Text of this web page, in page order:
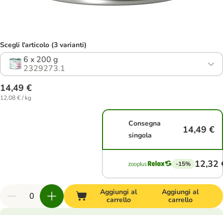
Scegli l'articolo (3 varianti)
6 x 200 g
2329273.1
14,49 €
12,08 € / kg
Consegna
singola
14,49 €
-15% 12,32
Aggiungi al
carrello
Aggiungi al
carrello